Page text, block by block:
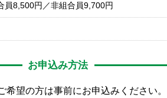
員8,500円／非組合員9,700円
お申込み方法
希望の方は事前にお申込みください。